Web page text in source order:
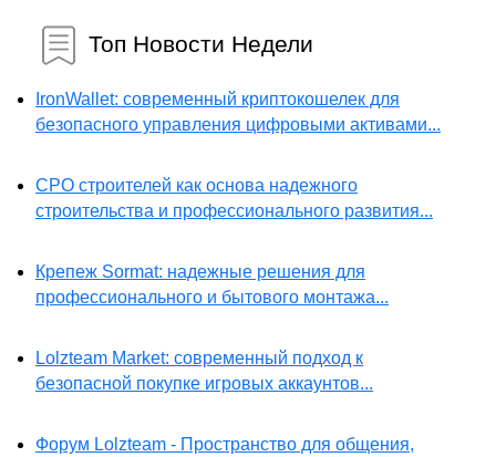
Топ Новости Недели
IronWallet: современный криптокошелек для
безопасного управления цифровыми активами...
СРО строителей как основа надежного
строительства и профессионального развития...
Крепеж Sormat: надежные решения для
профессионального и бытового монтажа...
Lolzteam Market: современный подход к
безопасной покупке игровых аккаунтов...
Форум Lolzteam - Пространство для общения,